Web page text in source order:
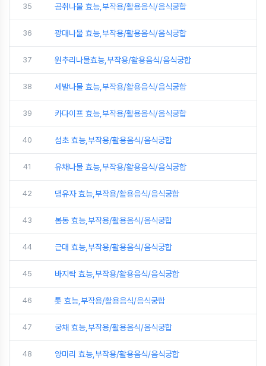
35 곰취나물 효능,부작용/활용음식/음식궁합
36 광대나물 효능,부작용/활용음식/음식궁합
37 원추리나물효능,부작용/활용음식/음식궁합
38 세발나물 효능,부작용/활용음식/음식궁합
39 카다이프 효능,부작용/활용음식/음식궁합
40 섬초 효능,부작용/활용음식/음식궁합
41 유채나물 효능,부작용/활용음식/음식궁합
42 댕유자 효능,부작용/활용음식/음식궁합
43 봄동 효능,부작용/활용음식/음식궁합
44 근대 효능,부작용/활용음식/음식궁합
45 바지락 효능,부작용/활용음식/음식궁합
46 톳 효능,부작용/활용음식/음식궁합
47 궁채 효능,부작용/활용음식/음식궁합
48 양미리 효능,부작용/활용음식/음식궁합